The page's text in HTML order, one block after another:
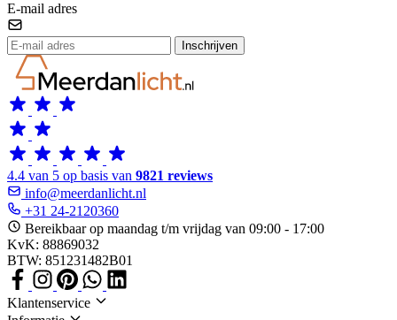
E-mail adres
Inschrijven
4.4 van 5 op basis van 9821 reviews
info@meerdanlicht.nl
+31 24-2120360
Bereikbaar op maandag t/m vrijdag van 09:00 - 17:00
KvK: 88869032
BTW: 851231482B01
Klantenservice